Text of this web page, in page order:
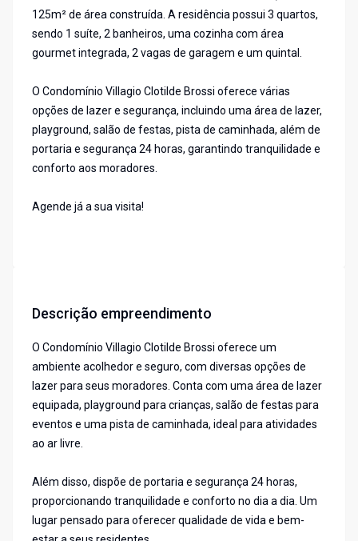
125m² de área construída. A residência possui 3 quartos,
sendo 1 suíte, 2 banheiros, uma cozinha com área
gourmet integrada, 2 vagas de garagem e um quintal.
O Condomínio Villagio Clotilde Brossi oferece várias
opções de lazer e segurança, incluindo uma área de lazer,
playground, salão de festas, pista de caminhada, além de
portaria e segurança 24 horas, garantindo tranquilidade e
conforto aos moradores.
Agende já a sua visita!
Descrição empreendimento
O Condomínio Villagio Clotilde Brossi oferece um
ambiente acolhedor e seguro, com diversas opções de
lazer para seus moradores. Conta com uma área de lazer
equipada, playground para crianças, salão de festas para
eventos e uma pista de caminhada, ideal para atividades
ao ar livre.
Além disso, dispõe de portaria e segurança 24 horas,
proporcionando tranquilidade e conforto no dia a dia. Um
lugar pensado para oferecer qualidade de vida e bem-